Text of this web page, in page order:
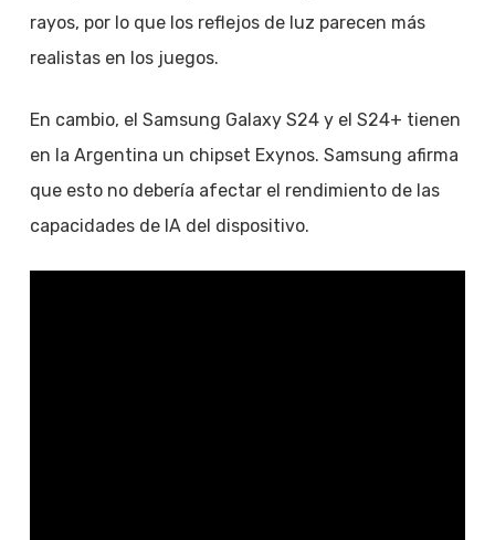
rayos, por lo que los reflejos de luz parecen más
realistas en los juegos.
En cambio, el Samsung Galaxy S24 y el S24+ tienen
en la Argentina un chipset Exynos. Samsung afirma
que esto no debería afectar el rendimiento de las
capacidades de IA del dispositivo.